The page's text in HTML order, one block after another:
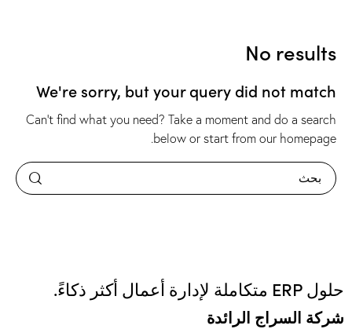
No results
We're sorry, but your query did not match
Can't find what you need? Take a moment and do a search
below or start from our homepage
.
حلول ERP متكاملة لإدارة أعمال أكثر ذكاءً.
شركة السراج الرائدة